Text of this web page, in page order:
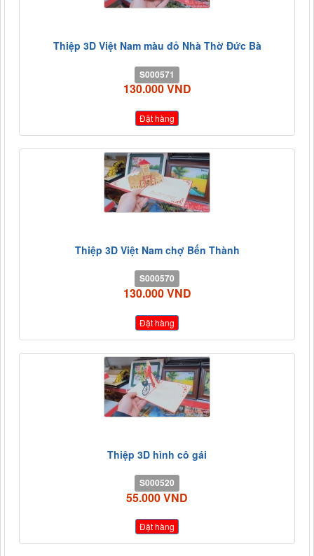
Thiệp 3D Việt Nam màu đỏ Nhà Thờ Đức Bà
S000571
130.000 VND
Đặt hàng
Thiệp 3D Việt Nam chợ Bến Thành
S000570
130.000 VND
Đặt hàng
Thiệp 3D hình cô gái
S000520
55.000 VND
Đặt hàng